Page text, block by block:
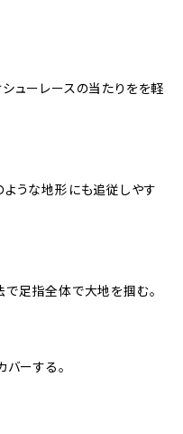
ューレースの当たりをを軽
うな地形にも追従しやす
足指全体で大地を掴む。
ーする。